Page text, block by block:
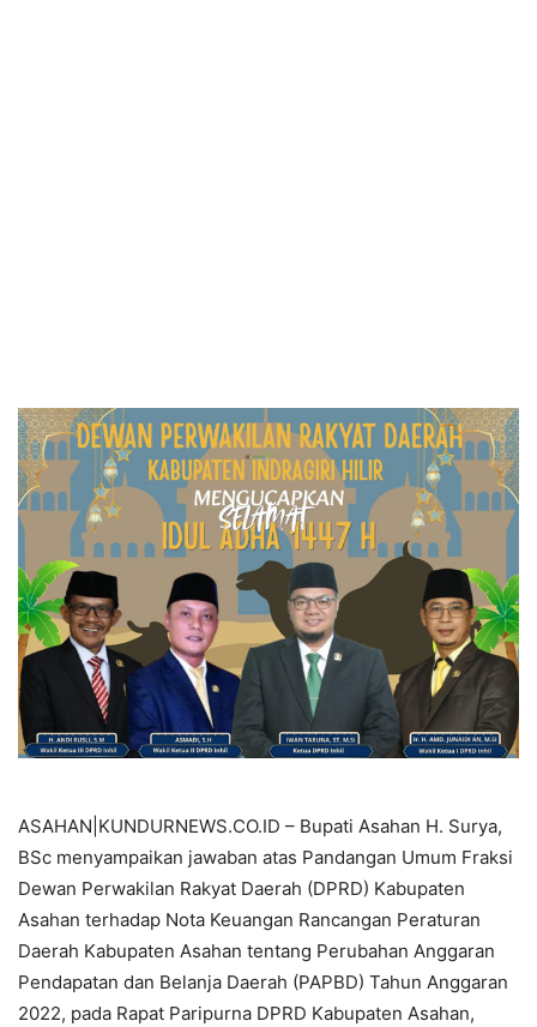
ASAHAN|KUNDURNEWS.CO.ID – Bupati Asahan H. Surya,
BSc menyampaikan jawaban atas Pandangan Umum Fraksi
Dewan Perwakilan Rakyat Daerah (DPRD) Kabupaten
Asahan terhadap Nota Keuangan Rancangan Peraturan
Daerah Kabupaten Asahan tentang Perubahan Anggaran
Pendapatan dan Belanja Daerah (PAPBD) Tahun Anggaran
2022, pada Rapat Paripurna DPRD Kabupaten Asahan,